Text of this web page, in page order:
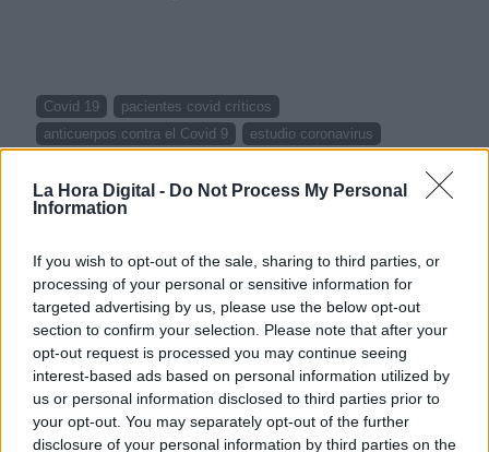
La Hora Digital - Do Not Process My Personal
Information
If you wish to opt-out of the sale, sharing to third parties, or
processing of your personal or sensitive information for
targeted advertising by us, please use the below opt-out
section to confirm your selection. Please note that after your
opt-out request is processed you may continue seeing
interest-based ads based on personal information utilized by
us or personal information disclosed to third parties prior to
your opt-out. You may separately opt-out of the further
disclosure of your personal information by third parties on the
Covid 19
pacientes covid críticos
anticuerpos contra el Covid 9
estudio coronavirus
NOTICIAS RELACIONADAS